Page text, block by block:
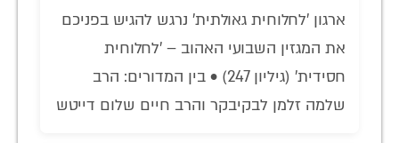
ארגון 'לחלוחית גאולתית' נרגש להגיש בפניכם
את המגזין השבועי האהוב – 'לחלוחית
חסידית' (גיליון 247) • בין המדורים: הרב
שלמה זלמן לבקיבקר והרב חיים שלום דייטש